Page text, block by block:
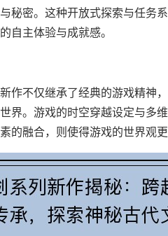
秘密。这种开放式探索与任务
自主体验与成就感。
作不仅继承了经典的游戏精神
界。游戏的时空穿越设定与多
的融合，则使得游戏的世界观更